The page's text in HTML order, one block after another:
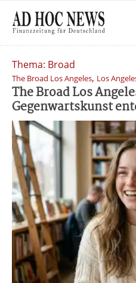
Thema: Broad
The Broad Los Angeles, Los
The Broad Los
Gegenwartskunst